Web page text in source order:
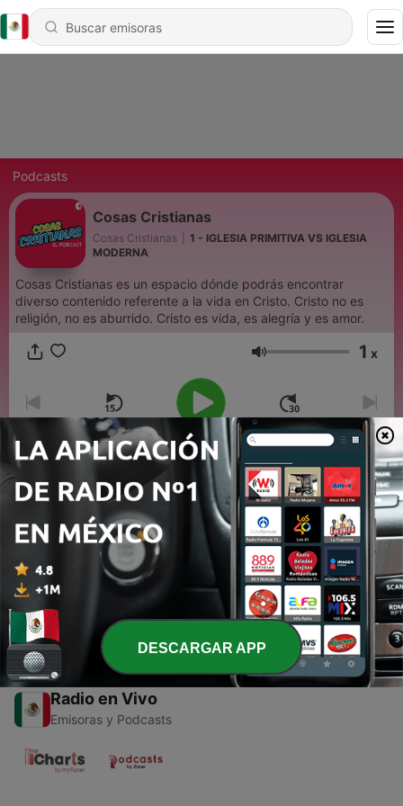
Podcasts
Cosas Cristianas
Cosas Cristianas
1 - IGLESIA PRIMITIVA VS IGLESIA
MODERNA
Cosas Cristianas es un espacio dónde podrás encontrar
diverso contenido referente a la vida en Cristo. Cristo no es
religión, no es aburrido. Cristo es vida, es alegría y es amor.
Volumen 1 x
00:00 00:00
IGLESIA PRIMITIVA VS IGLESIA MODERNA
15 jun. 2020
Radio en Vivo
Emisoras y Podcasts
DESCARGAR APP